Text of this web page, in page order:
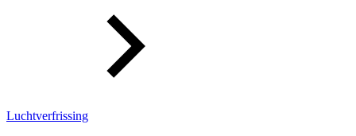
Luchtverfrissing